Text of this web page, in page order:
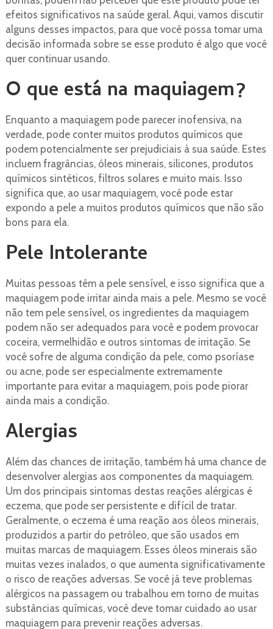
efeitos significativos na saúde geral. Aqui, vamos discutir
alguns desses impactos, para que você possa tomar uma
decisão informada sobre se esse produto é algo que você
quer continuar usando.
O que está na maquiagem?
Enquanto a maquiagem pode parecer inofensiva, na
verdade, pode conter muitos produtos químicos que
podem potencialmente ser prejudiciais à sua saúde. Estes
incluem fragrâncias, óleos minerais, silicones, produtos
químicos sintéticos, filtros solares e muito mais. Isso
significa que, ao usar maquiagem, você pode estar
expondo a pele a muitos produtos químicos que não são
bons para ela.
Pele Intolerante
Muitas pessoas têm a pele sensível, e isso significa que a
maquiagem pode irritar ainda mais a pele. Mesmo se você
não tem pele sensível, os ingredientes da maquiagem
podem não ser adequados para você e podem provocar
coceira, vermelhidão e outros sintomas de irritação. Se
você sofre de alguma condição da pele, como psoríase
ou acne, pode ser especialmente extremamente
importante para evitar a maquiagem, pois pode piorar
ainda mais a condição.
Alergias
Além das chances de irritação, também há uma chance de
desenvolver alergias aos componentes da maquiagem.
Um dos principais sintomas destas reações alérgicas é
eczema, que pode ser persistente e difícil de tratar.
Geralmente, o eczema é uma reação aos óleos minerais,
produzidos a partir do petróleo, que são usados ​​em
muitas marcas de maquiagem. Esses óleos minerais são
muitas vezes inalados, o que aumenta significativamente
o risco de reações adversas. Se você já teve problemas
alérgicos na passagem ou trabalhou em torno de muitas
substâncias químicas, você deve tomar cuidado ao usar
maquiagem para prevenir reações adversas.